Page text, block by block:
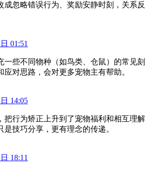
成忽略错误行为、奖励安静时刻，关系反
01:51
一些不同物种（如鸟类、仓鼠）的常见刻
应对思路，会对更多宠物主有帮助。
14:05
把行为矫正上升到了宠物福利和相互理解
是技巧分享，更有理念的传递。
18:11